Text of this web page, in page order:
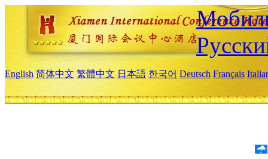
English 简体中文 繁體中文 日本語 한국어 Deutsch Français